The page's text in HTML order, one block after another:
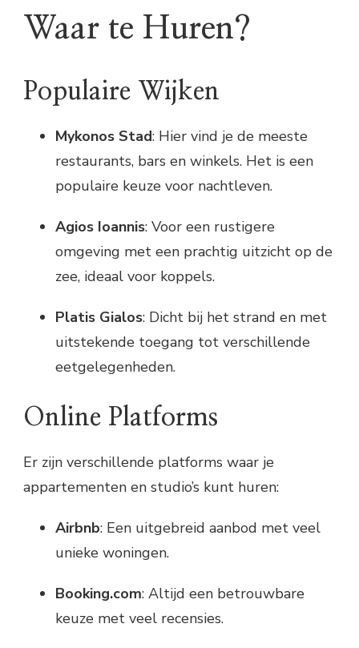
Waar te Huren?
Populaire Wijken
Mykonos Stad: Hier vind je de meeste
restaurants, bars en winkels. Het is een
populaire keuze voor nachtleven.
Agios Ioannis: Voor een rustigere
omgeving met een prachtig uitzicht op de
zee, ideaal voor koppels.
Platis Gialos: Dicht bij het strand en met
uitstekende toegang tot verschillende
eetgelegenheden.
Online Platforms
Er zijn verschillende platforms waar je
appartementen en studio’s kunt huren:
Airbnb: Een uitgebreid aanbod met veel
unieke woningen.
Booking.com: Altijd een betrouwbare
keuze met veel recensies.